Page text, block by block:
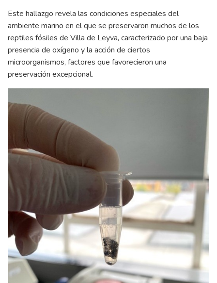
Este hallazgo revela las condiciones especiales del
ambiente marino en el que se preservaron muchos de los
reptiles fósiles de Villa de Leyva, caracterizado por una baja
presencia de oxígeno y la acción de ciertos
microorganismos, factores que favorecieron una
preservación excepcional.